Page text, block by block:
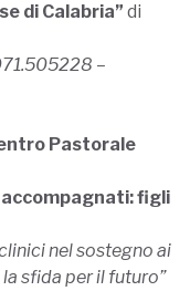
di Calabria” di
–
Pastorale
accompagnati: figli
nel sostegno ai
sfida per il futuro”